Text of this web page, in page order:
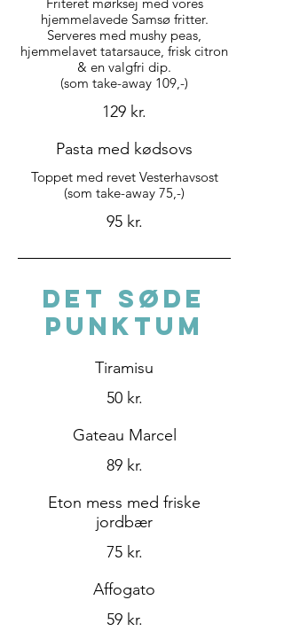
hjemmelavede Samsø fritter.
Serveres med mushy peas,
hjemmelavet tatarsauce, frisk citron
& en valgfri dip.
(som take-away 109,-)
129 kr.
Pasta med kødsovs
Toppet med revet Vesterhavsost
(som take-away 75,-)
95 kr.
DET SØDE
PUNKTUM
Tiramisu
50 kr.
Gateau Marcel
89 kr.
Eton mess med friske
jordbær
75 kr.
Affogato
59 kr.